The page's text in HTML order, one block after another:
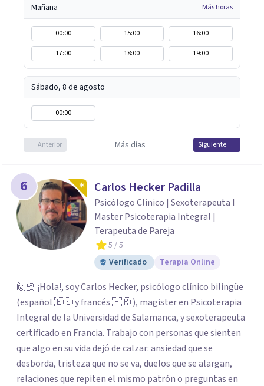
internos, fortalecer sus recursos personales, desarrollar
nuevas estrategias de afrontamiento y avanzar con
mayor claridad, resiliencia y bienestar. Creo
profundamente en la autoconciencia como un camino
fundamental para la transformación personal y para
construir una vida más auténtica y significativa.
Mañana Más horas
00:00 15:00
16:00
17:00
18:00 19:00
Sábado, 8 de agosto
00:00
Anterior Más días Siguiente
6 Carlos Hecker Padilla
Psicólogo Clínico | Sexoterapeuta I
Master Psicoterapia Integral |
Terapeuta de Pareja
5 / 5
Verificado
Terapia Online
🙋🏻 ¡Hola!, soy Carlos Hecker, psicólogo clínico bilingüe
(español 🇪🇸 y francés 🇫🇷 ), magister en Psicoterapia
Integral de la Universidad de Salamanca, y sexoterapeuta
certificado en Francia. Trabajo con personas que sienten
que algo en su vida dejó de calzar: ansiedad que se
desborda, tristeza que no se va, duelos que se alargan,
relaciones que repiten el mismo patrón o preguntas en